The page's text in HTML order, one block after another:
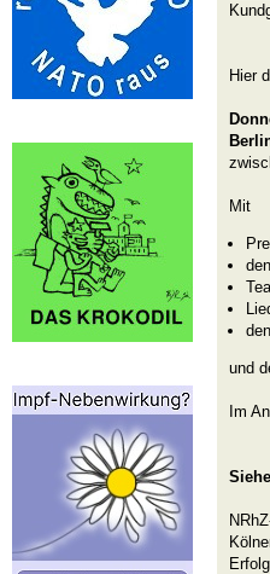
Hier
Mit
und
Im